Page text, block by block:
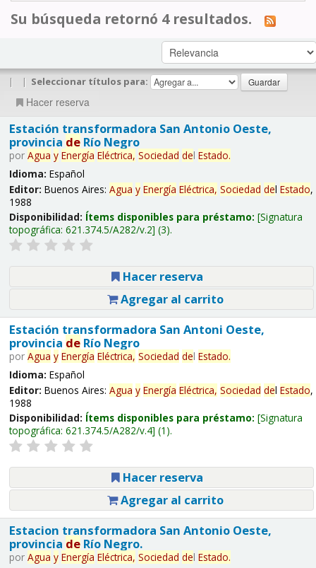
Su búsqueda retornó 4 resultados.
| | Seleccionar títulos para:
Hacer reserva
Estación transformadora San Antonio Oeste,
provincia deRío Negro
por Agua y Energía Eléctrica, Sociedad del Estado.
Idioma: Español
Editor: Buenos Aires: Agua y Energía Eléctrica, Sociedad del Estado,
1988
Disponibilidad: Ítems disponibles para préstamo: Signatura
topográfica: 621.374.5/A282/v.2 (3).
Hacer reserva
Agregar al carrito
Estación transformadora San Antoni Oeste,
provincia deRío Negro
por Agua y Energía Eléctrica, Sociedad del Estado.
Idioma: Español
Editor: Buenos Aires: Agua y Energía Eléctrica, Sociedad del Estado,
1988
Disponibilidad: Ítems disponibles para préstamo: Signatura
topográfica: 621.374.5/A282/v.4 (1).
Hacer reserva
Agregar al carrito
Estacion transformadora San Antonio Oeste,
provincia deRío Negro.
por Agua y Energía Eléctrica, Sociedad del Estado.